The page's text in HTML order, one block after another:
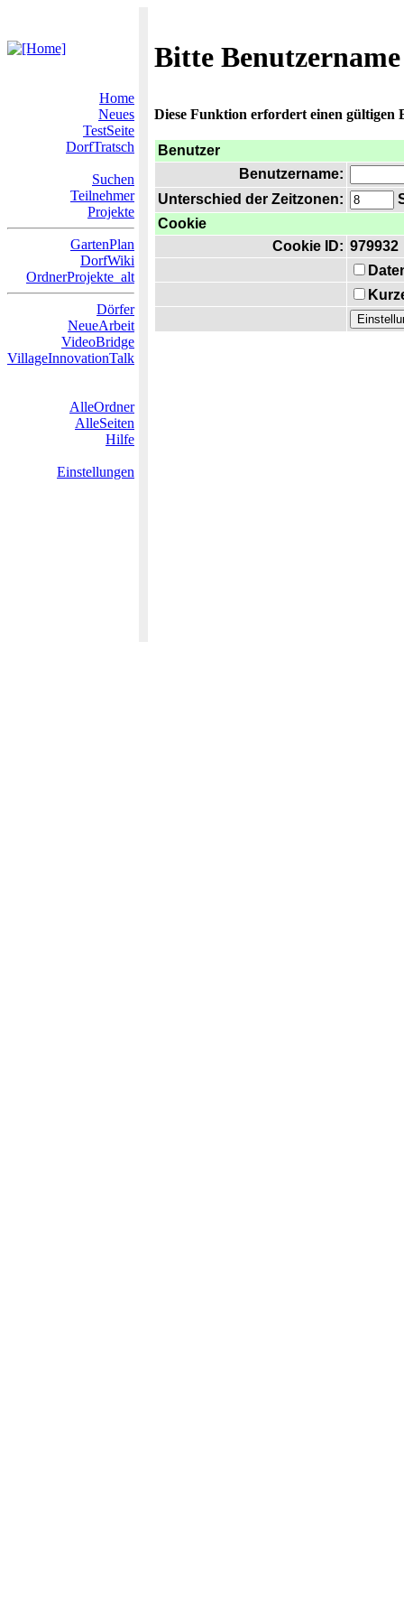
Bitte
Home
Neues
TestSeite
DorfTratsch
Suchen
Teilnehmer
Projekte
GartenPlan
DorfWiki
OrdnerProjekte_alt
Dörfer
NeueArbeit
VideoBridge
VillageInnovationTalk
AlleOrdner
AlleSeiten
Hilfe
Einstellungen
Diese Funktion erfordert einen gültigen
Benutzer
Benutzername:
Unterschied der Zeitzonen:
Cookie
Cookie ID: 979932